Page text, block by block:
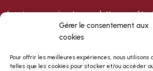
Gérer le consentement aux
cookies
Pour offrir les meilleures expériences, nous utilisons
telles que les cookies pour stocker et/ou accéder
Inscrivez-vous à notre newsletter pour être
dernières offres et nouveautés !